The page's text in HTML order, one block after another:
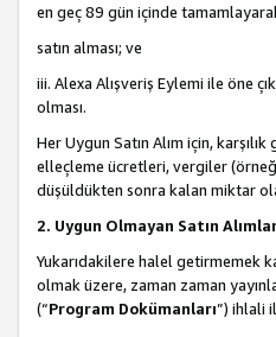
en geç 89 gün içinde
satın alması; ve
iii. Alexa Alışveriş Eylemi ile öne
olması.
Her Uygun Satın Alım için,
elleçleme ücretleri, vergiler
düşüldükten sonra kalan miktar
2. Uygun Olmayan Satın
Yukarıdakilere halel getirmemek
olmak üzere, zaman zaman
(“Program Dokümanları”) ihlali